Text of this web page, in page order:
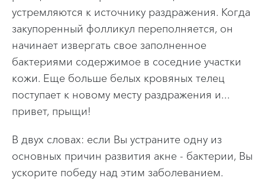
устремляются к источнику раздражения. Когда
закупоренный фолликул переполняется, он
начинает извергать свое заполненное
бактериями содержимое в соседние участки
кожи. Еще больше белых кровяных телец
поступает к новому месту раздражения и...
привет, прыщи!
В двух словах: если Вы устраните одну из
основных причин развития акне - бактерии, Вы
ускорите победу над этим заболеванием.